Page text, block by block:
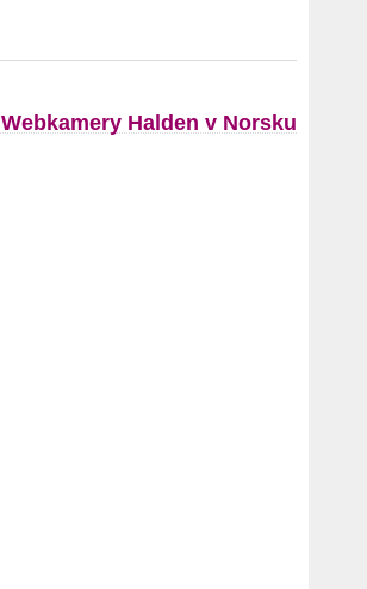
Webkamery Halden v Norsku